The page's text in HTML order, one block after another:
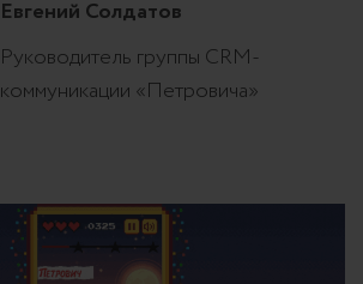
Евгений Солдатов
Руководитель группы CRM-
коммуникации «Петровича»